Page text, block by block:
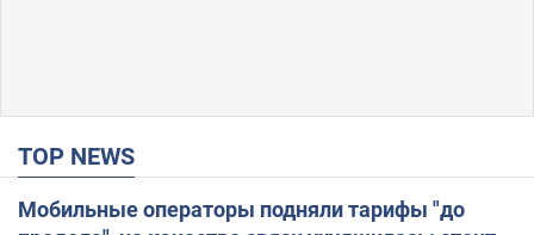
TOP NEWS
Мобильные операторы подняли тарифы "до